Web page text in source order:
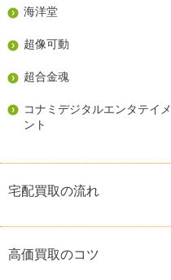
海洋堂
超像可動
超合金魂
コナミデジタルエンタテイメ
ント
宅配買取の流れ
高価買取のコツ